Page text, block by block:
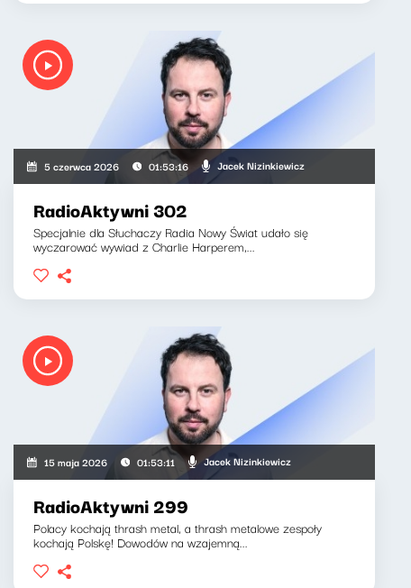
5 czerwca 2026 01:53:16 Jacek Nizinkiewicz
RadioAktywni 302
Specjalnie dla Słuchaczy Radia Nowy Świat udało się
wyczarować wywiad z Charlie Harperem,...
15 maja 2026 01:53:11 Jacek Nizinkiewicz
RadioAktywni 299
Polacy kochają thrash metal, a thrash metalowe zespoły
kochają Polskę! Dowodów na wzajemną...